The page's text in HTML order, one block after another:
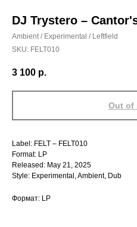
DJ Trystero –
Ambient / Experimental / Leftfield
SKU: FELT010
3 100 р.
Out of
Label: FELT – FELT010
Format: LP
Released: May 21, 2025
Style: Experimental, Ambient, Dub
Формат: LP